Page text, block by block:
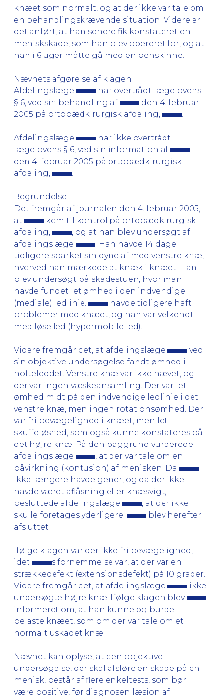
knæet som normalt, og at der ikke var tale om
en behandlingskrævende situation. Videre er
det anført, at han senere fik konstateret en
meniskskade, som han blev opereret for, og at
han i 6 uger måtte gå med en benskinne.
Nævnets afgørelse af klagen
Afdelingslæge
har overtrådt lægelovens
§ 6, ved sin behandling af
den 4. februar
2005 på ortopædkirurgisk afdeling,
Afdelingslæge
har ikke overtrådt
lægelovens § 6, ved sin information af
den 4. februar 2005 på ortopædkirurgisk
afdeling,
Begrundelse
Det fremgår af journalen den 4. februar 2005,
at
kom til kontrol på ortopædkirurgisk
afdeling,
, og at han blev undersøgt af
afdelingslæge
. Han havde 14 dage
tidligere sparket sin dyne af med venstre knæ,
hvorved han mærkede et knæk i knæet. Han
blev undersøgt på skadestuen, hvor man
havde fundet let ømhed i den indvendige
(mediale) ledlinie.
havde tidligere haft
problemer med knæet, og han var velkendt
med løse led (hypermobile led).
Videre fremgår det, at afdelingslæge
ved
sin objektive undersøgelse fandt ømhed i
hofteleddet. Venstre knæ var ikke hævet, og
der var ingen væskeansamling. Der var let
ømhed midt på den indvendige ledlinie i det
venstre knæ, men ingen rotationsømhed. Der
var fri bevægelighed i knæet, men let
skuffeløshed, som også kunne konstateres på
det højre knæ. På den baggrund vurderede
afdelingslæge
, at der var tale om en
påvirkning (kontusion) af menisken. Da
ikke længere havde gener, og da der ikke
havde været aflåsning eller knæsvigt,
besluttede afdelingslæge
, at der ikke
skulle foretages yderligere.
blev herefter
afsluttet
Ifølge klagen var der ikke fri bevægelighed,
idet
s fornemmelse var, at der var en
strækkedefekt (extensionsdefekt) på 10 grader.
Videre fremgår det, at afdelingslæge
ikke
undersøgte højre knæ. Ifølge klagen blev
informeret om, at han kunne og burde
belaste knæet, som om der var tale om et
normalt uskadet knæ.
Nævnet kan oplyse, at den objektive
undersøgelse, der skal afsløre en skade på en
menisk, består af flere enkeltests, som bør
være positive, før diagnosen læsion af